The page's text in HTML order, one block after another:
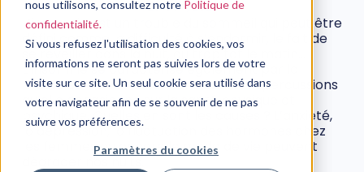
nous utilisons, consultez notre Politique de
confidentialité.
Si vous refusez l'utilisation des cookies, vos
informations ne seront pas suivies lors de votre
visite sur ce site. Un seul cookie sera utilisé dans
votre navigateur afin de se souvenir de ne pas
suivre vos préférences.
Paramètres du cookies
29 avril, 2021
L’insomnie est un trouble du sommeil qui peut être
défini comme la difficulté à s’endormir, le fait de
se réveiller dans la nuit, ou trop tôt le matin…
L’insomnie se caractérise également par la
mauvaise qualité de sommeil et les répercussions
qu’elle occasionne sur la santé physique et
psychique. Quelles en sont les causes ? L’anxiété,
la dépression, la fluctuation des hormones chez
les femmes ou encore le mode de vie peuvent
dégrader nos nuits.